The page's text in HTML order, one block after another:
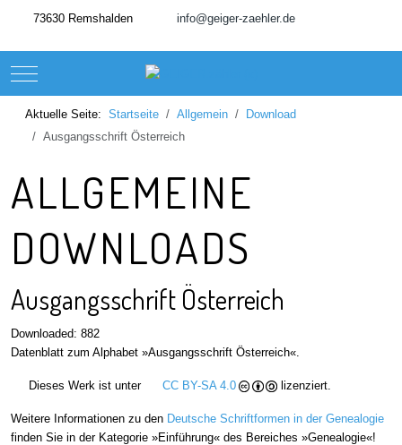
73630 Remshalden info@geiger-zaehler.de
Mobile Menu Toggle
Aktuelle Seite: Startseite Allgemein
Download
Ausgangsschrift Österreich
ALLGEMEINE
DOWNLOADS
Ausgangsschrift Österreich
Downloaded: 882
Datenblatt zum Alphabet »Ausgangsschrift Österreich«.
Dieses Werk ist unter CC BY-SA 4.0 lizenziert.
Weitere Informationen zu den Deutsche Schriftformen in der Genealogie
finden Sie in der Kategorie »Einführung« des Bereiches »Genealogie«!